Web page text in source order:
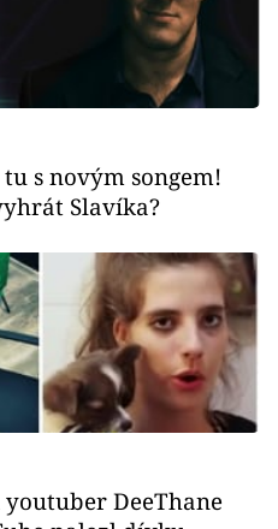
s novým songem!
Slavíka?
DeeThane